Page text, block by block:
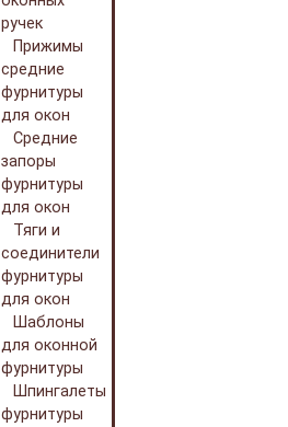
ручек
Прижимы
средние
фурнитуры
для окон
Средние
запоры
фурнитуры
для окон
Тяги и
соединители
фурнитуры
для окон
Шаблоны
для оконной
фурнитуры
Шпингалеты
фурнитуры